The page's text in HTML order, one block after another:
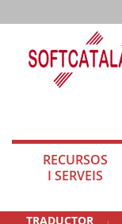
RECURSOS
I SERVEIS
TRADUCTOR